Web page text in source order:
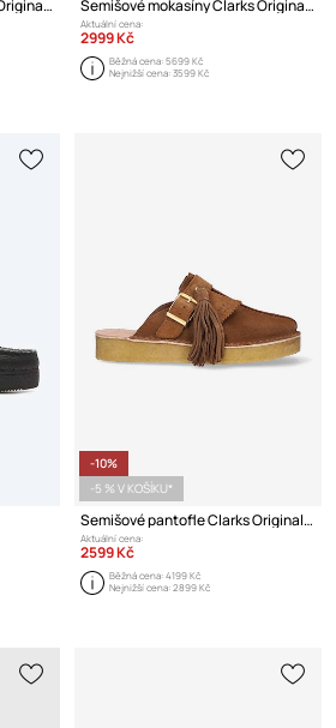
Semišové mokasíny Clarks Originals Wallabee Semišové mokasíny Clarks Originals x Franck Pellegrino Wallabee
Aktuální cena:
2999 Kč
Běžná cena:5699 Kč
Nejnižší cena:3599 Kč
-10%
-5 % V KOŠÍKU*
Semišové pantofle Clarks Originals
Aktuální cena:
2599 Kč
Běžná cena:4199 Kč
Nejnižší cena:2899 Kč